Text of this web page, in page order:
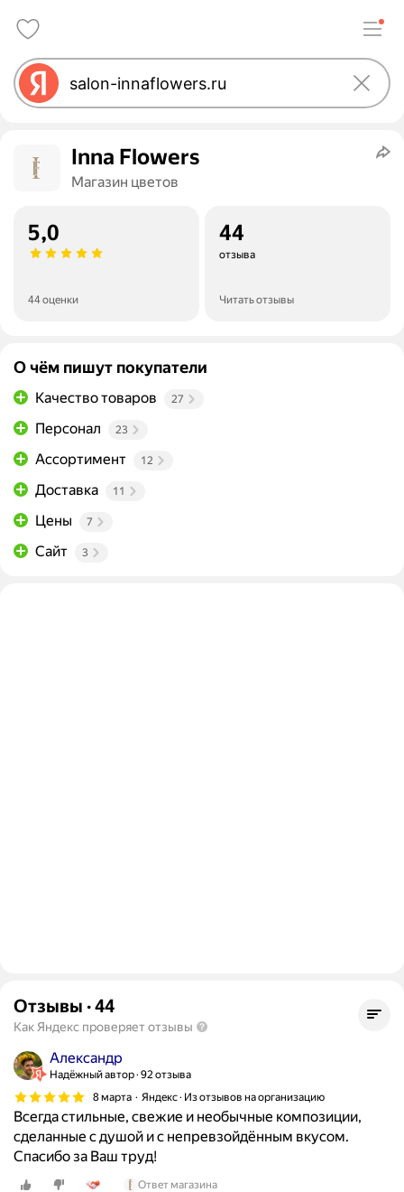
Inna Flowers
Магазин цветов
5,0
44 оценки
44
отзыва
Читать отзывы
О чём пишут покупатели
Качество товаров 27
Персонал 23
Ассортимент 12
Доставка 11
Цены 7
Сайт 3
Отзывы ·44
Как Яндекс проверяет отзывы
Александр
Надёжный автор 92 отзыва
8 марта
Яндекс · Из отзывов на организацию
Всегда стильные, свежие и необычные композиции,
сделанные с душой и с непревзойдённым вкусом.
Спасибо за Ваш труд!
Ответ магазина